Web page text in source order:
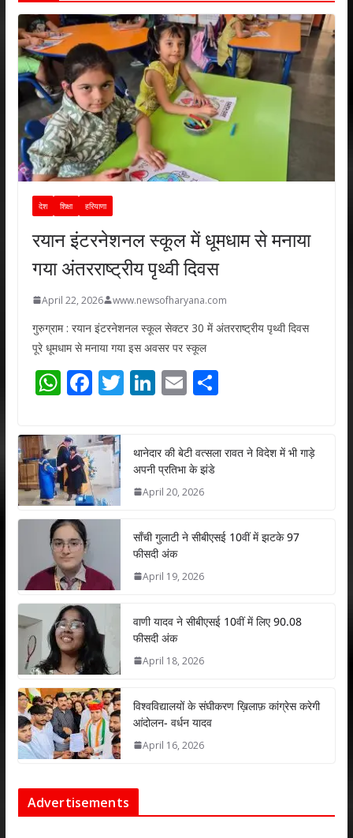
देश शिक्षा हरियाणा
रयान इंटरनेशनल स्कूल में धूमधाम से मनाया
गया अंतरराष्ट्रीय पृथ्वी दिवस
April 22, 2026 www.newsofharyana.com
गुरुग्राम : रयान इंटरनेशनल स्कूल सेक्टर 30 में अंतरराष्ट्रीय पृथ्वी दिवस
पूरे धूमधाम से मनाया गया इस अवसर पर स्कूल
W
at
s
A
p
p
F
e
b
o
o
T
er
Li
e
dI
E
l
S
e
थानेदार की बेटी वत्सला रावत ने विदेश में भी गाड़े
अपनी प्रतिभा के झंडे
April 20, 2026
साँची गुलाटी ने सीबीएसई 10वीं में झटके 97
फीसदी अंक
April 19, 2026
वाणी यादव ने सीबीएसई 10वीं में लिए 90.08
फीसदी अंक
April 18, 2026
विश्वविद्यालयों के संघीकरण ख़िलाफ़ कांग्रेस करेगी
आंदोलन- वर्धन यादव
April 16, 2026
Advertisements